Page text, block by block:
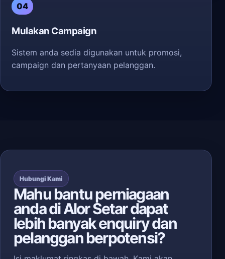
04
Mulakan Campaign
Sistem anda sedia digunakan untuk promosi,
campaign dan pertanyaan pelanggan.
Hubungi Kami
Mahu bantu perniagaan
anda di Alor Setar dapat
lebih banyak enquiry dan
pelanggan berpotensi?